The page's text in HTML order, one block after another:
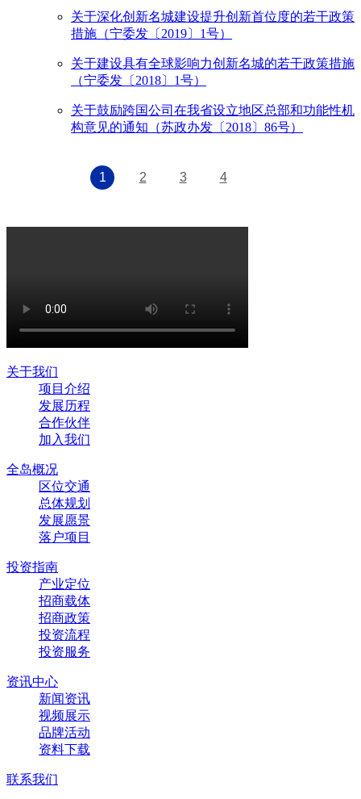
关于深化创新名城建设提升创新首位度的若干政策
措施（宁委发〔2019〕1号）
关于建设具有全球影响力创新名城的若干政策措施
（宁委发〔2018〕1号）
关于鼓励跨国公司在我省设立地区总部和功能性机
构意见的通知（苏政办发〔2018〕86号）
1 2 3 4
关于我们
项目介绍
发展历程
合作伙伴
加入我们
全岛概况
区位交通
总体规划
发展愿景
落户项目
投资指南
产业定位
招商载体
招商政策
投资流程
投资服务
资讯中心
新闻资讯
视频展示
品牌活动
资料下载
联系我们